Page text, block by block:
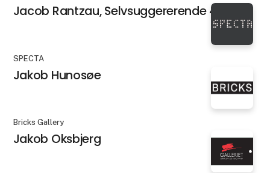
Jacob Rantzau, Selvsuggererende 4
SPECTA
Jakob Hunosøe
Bricks Gallery
Jakob Oksbjerg